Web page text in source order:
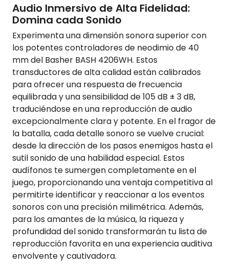
Audio Inmersivo de Alta Fidelidad:
Domina cada Sonido
Experimenta una dimensión sonora superior con
los potentes controladores de neodimio de 40
mm del Basher BASH 4206WH. Estos
transductores de alta calidad están calibrados
para ofrecer una respuesta de frecuencia
equilibrada y una sensibilidad de 105 dB ± 3 dB,
traduciéndose en una reproducción de audio
excepcionalmente clara y potente. En el fragor de
la batalla, cada detalle sonoro se vuelve crucial:
desde la dirección de los pasos enemigos hasta el
sutil sonido de una habilidad especial. Estos
audífonos te sumergen completamente en el
juego, proporcionando una ventaja competitiva al
permitirte identificar y reaccionar a los eventos
sonoros con una precisión milimétrica. Además,
para los amantes de la música, la riqueza y
profundidad del sonido transformarán tu lista de
reproducción favorita en una experiencia auditiva
envolvente y cautivadora.